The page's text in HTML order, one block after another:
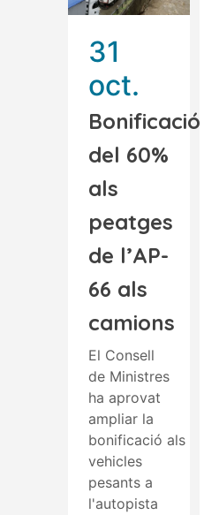
31
oct.
Bonificació
del 60%
als
peatges
de l’AP-
66 als
camions
El Consell
de Ministres
ha aprovat
ampliar la
bonificació als
vehicles
pesants a
l'autopista